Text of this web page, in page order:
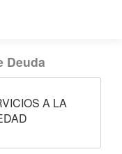
Deuda
A LA